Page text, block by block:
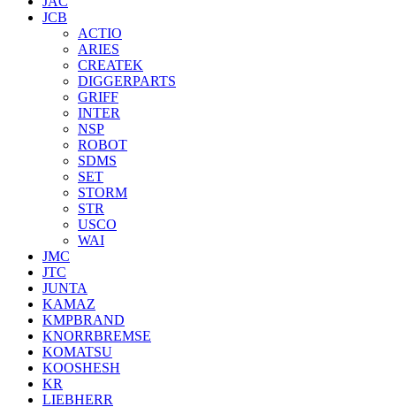
JCB
ACTIO
ARIES
CREATEK
DIGGERPARTS
GRIFF
INTER
NSP
ROBOT
SDMS
SET
STORM
STR
USCO
WAI
JMC
JTC
JUNTA
KAMAZ
KMPBRAND
KNORRBREMSE
KOMATSU
KOOSHESH
KR
LIEBHERR